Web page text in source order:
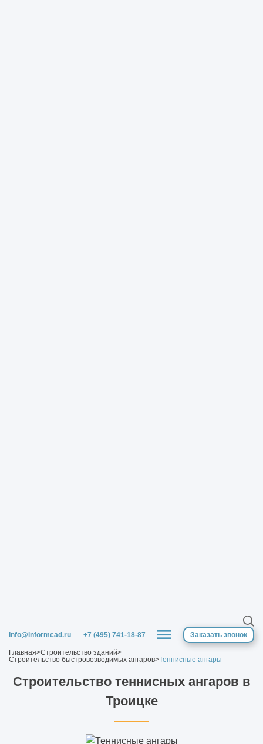
info@informcad.ru +7 (495) 741-18-87 Заказать звонок
Главная>Строительство зданий>
Строительство быстровозводимых ангаров>Теннисные ангары
Строительство теннисных ангаров в
Троицке